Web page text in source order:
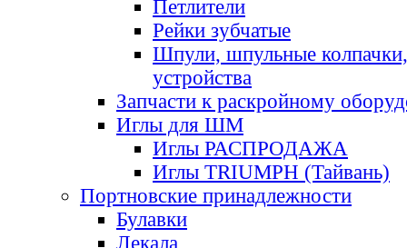
Петлители
Рейки зубчатые
Шпули, шпульные
устройства
Запчасти к раскройному
Иглы для ШМ
Иглы РАСПРОДАЖА
Иглы TRIUMPH (Тайвань)
Портновские принадлежности
Булавки
Лекала